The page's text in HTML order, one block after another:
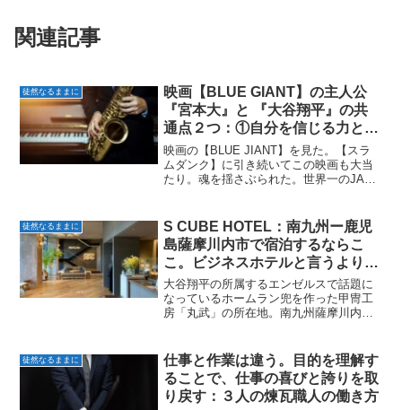
関連記事
徒然なるままに
映画【BLUE GIANT】の主人公
『宮本大』と 『大谷翔平』の共
通点２つ：①自分を信じる力と②
圧倒的な努力
映画の【BLUE JIANT】を見た。【スラ
ムダンク】に引き続いてこの映画も大当
たり。魂を揺さぶられた。世界一のJAZZ
本大。彼と大谷翔平との共通点は２つ。
①自分を徹底的...
徒然なるままに
S CUBE HOTEL：南九州ー鹿児
島薩摩川内市で宿泊するならこ
こ。ビジネスホテルと言うよりシ
ティホテル。そのクオリティは高
い
大谷翔平の所属するエンゼルスで話題に
なっているホームラン兜を作った甲冑工
房「丸武」の所在地。南九州薩摩川内市
ィホテルのレベル。S CUBE HOTEL by
...
徒然なるままに
仕事と作業は違う。目的を理解す
ることで、仕事の喜びと誇りを取
り戻す：３人の煉瓦職人の働き方